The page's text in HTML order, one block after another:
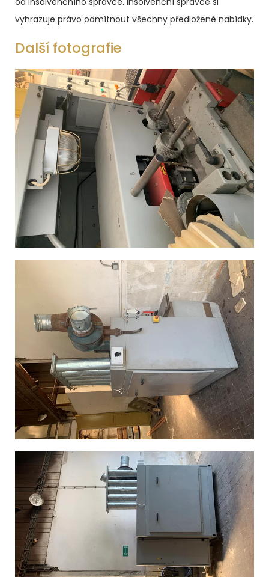
vyhrazuje právo odmítnout všechny předložené nabídky.
Další fotografie